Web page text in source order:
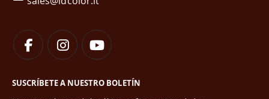
SUSCRÍBETE A NUESTRO BOLETÍN